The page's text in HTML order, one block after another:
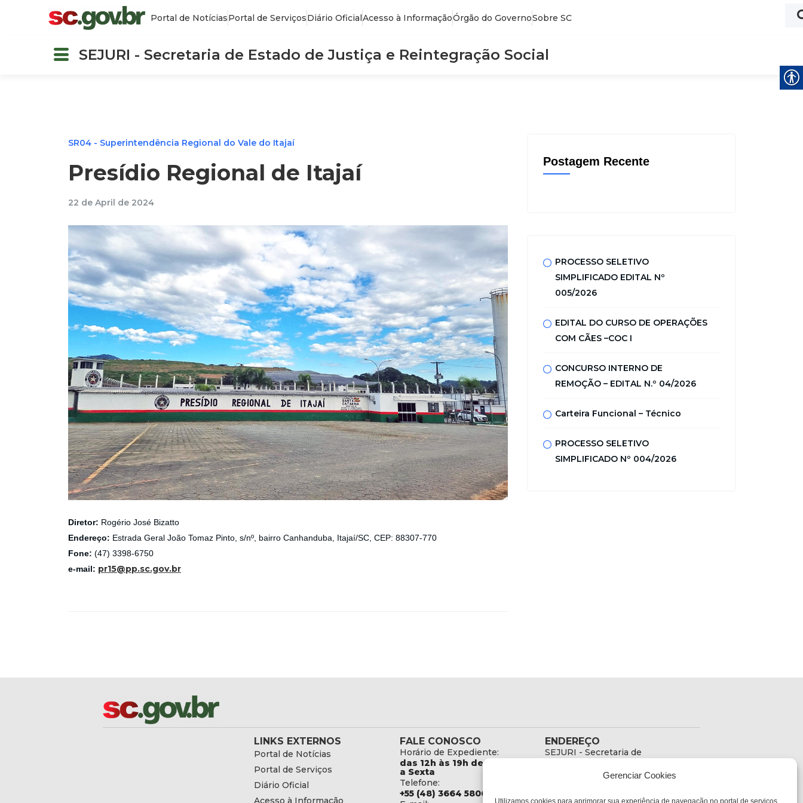
Gerenciar Cookies
Utilizamos cookies para aprimorar sua experiência de navegação no portal de serviços
Portal de NotíciasPortal de ServiçosDiário OficialAcesso à InformaçãoÓrgão do GovernoSobre SC
SEJURI - Secretaria de Estado de Justiça e Reintegração Social
SR04 - Superintendência Regional do Vale do Itajaí
Presídio Regional de Itajaí
22 de April de 2024
Diretor: Rogério José Bizatto
Endereço: Estrada Geral João Tomaz Pinto, s/nº, bairro Canhanduba, Itajaí/SC, CEP: 88307-770
Fone: (47) 3398-6750
e-mail: pr15@pp.sc.gov.br
Postagem Recente
PROCESSO SELETIVO
SIMPLIFICADO EDITAL Nº
005/2026
EDITAL DO CURSO DE OPERAÇÕES
COM CÃES –COC I
CONCURSO INTERNO DE
REMOÇÃO – EDITAL N.º 04/2026
Carteira Funcional – Técnico
PROCESSO SELETIVO
SIMPLIFICADO Nº 004/2026
LINKS EXTERNOS
Portal de Notícias
Portal de Serviços
Diário Oficial
Acesso à Informação
FALE CONOSCO
Horário de Expediente:
das 12h às 19h de Segunda
a Sexta
Telefone:
+55 (48) 3664 5806
ENDEREÇO
SEJURI - Secretaria de
Reintegração Social
Rua Fúlvio Aducci, 1214 -